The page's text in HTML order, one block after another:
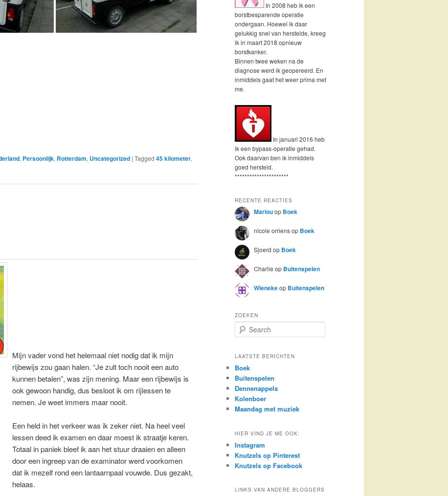
, Persoonlijk, Rotterdam, Uncategorized | Tagged 45 kilometer,
Mijn vader vond het helemaal niet nodig dat ik mijn
rijbewijs zou gaan halen. “Je zult toch nooit een auto
kunnen betalen”, was zijn mening. Maar een rijbewijs is
ook gewoon handig, dus besloot ik om rijlessen te
nemen. Je weet immers maar nooit.
Een held in het verkeer was ik zeker niet. Na heel veel
lessen deed ik examen en daar moest ik straatje keren.
Totaal in paniek bleef ik aan het stuur draaien en alleen
door een ingreep van de examinator werd voorkomen
dat ik mezelf rond een lantaarnpaal vouwde. Dus gezakt,
helaas.
In 2008 heb ik een
borstbesparende operatie
ondergaan. Hoewel ik daar
gelukkig snel van herstelde, kreeg
ik in maart 2018 opnieuw
borstkanker.
Binnen twee weken na de
diagnose werd ik geopereerd. En
inmiddels gaat het weer prima met
me.
In januari 2016 heb
ik een bypass-operatie gehad.
Ook daarvan ben ik inmiddels
goed hersteld.
**********************
RECENTE REACTIES
Marlouop Boek
nicole orriensop Boek
Sjoerd op Boek
Charlie op Buitenspelen
Wienekeop Buitenspelen
ZOEKEN
e
r
h
LAATSTE BERICHTEN
Boek
Buitenspelen
Dennenappels
Kolenboer
Maandag met muziek
HIER VIND JE ME OOK:
Instagram
Knutzels op Pinterest
Knutzels op Facebook
LINKS VAN ANDERE BLOGGERS